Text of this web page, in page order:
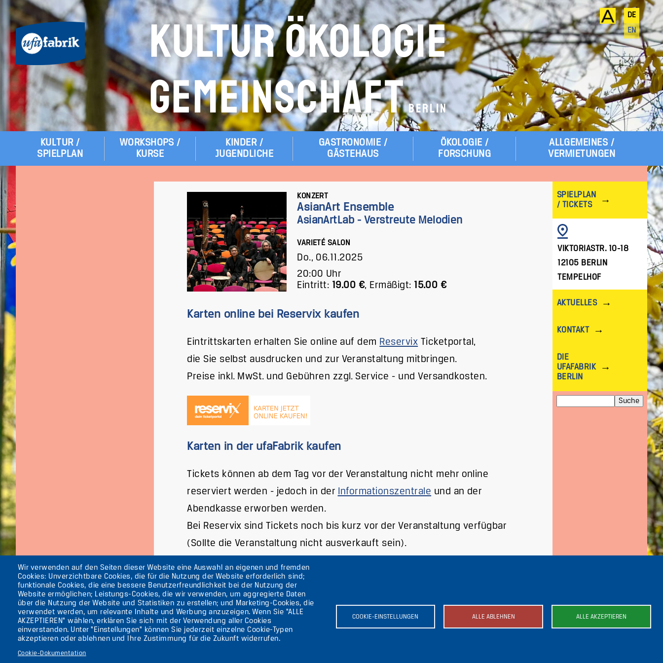
Wir verwenden auf den Seiten dieser Website eine Auswahl an eigenen und fremden
Cookies: Unverzichtbare Cookies, die für die Nutzung der Website erforderlich sind;
funktionale Cookies, die eine bessere Benutzerfreundlichkeit bei der Nutzung der
Website ermöglichen; Leistungs-Cookies, die wir verwenden, um aggregierte Daten
über die Nutzung der Website und Statistiken zu erstellen; und Marketing-Cookies, die
verwendet werden, um relevante Inhalte und Werbung anzuzeigen. Wenn Sie "ALLE
AKZEPTIEREN" wählen, erklären Sie sich mit der Verwendung aller Cookies
einverstanden. Unter "Einstellungen" können Sie jederzeit einzelne Cookie-Typen
akzeptieren oder ablehnen und Ihre Zustimmung für die Zukunft widerrufen.
Cookie-Dokumentation
COOKIE-EINSTELLUNGEN ALLE ABLEHNEN ALLE AKZEPTIEREN
KULTUR ÖKOLOGIE
GEMEINSCHAFTBERLIN
DE
EN
Hauptmenü
KULTUR /
SPIELPLAN
WORKSHOPS /
KURSE
KINDER /
JUGENDLICHE
GASTRONOMIE /
GÄSTEHAUS
ÖKOLOGIE /
FORSCHUNG
ALLGEMEINES /
VERMIETUNGEN
KONZERT
AsianArt Ensemble
AsianArtLab - Verstreute Melodien
VARIETÉ SALON
Do., 06.11.2025
20:00 Uhr
Eintritt: 19.00 €, Ermäßigt: 15.00 €
Karten online bei Reservix kaufen
Eintrittskarten erhalten Sie online auf dem Reservix Ticketportal,
die Sie selbst ausdrucken und zur Veranstaltung mitbringen.
Preise inkl. MwSt. und Gebühren zzgl. Service - und Versandkosten.
Karten in der ufaFabrik kaufen
Tickets können ab dem Tag vor der Veranstaltung nicht mehr online
reserviert werden - jedoch in der Informationszentrale und an der
Abendkasse erworben werden.
Bei Reservix sind Tickets noch bis kurz vor der Veranstaltung verfügbar
(Sollte die Veranstaltung nicht ausverkauft sein).
SPIELPLAN
/ TICKETS
BILD
VIKTORIASTR. 10-18
12105 BERLIN
TEMPELHOF
AKTUELLES
KONTAKT
DIE
UFAFABRIK
BERLIN
Secondary
menu
(GERMAN)
Die ufaFabrik Berlin
Aktuelles
Presse
Kontakt
Impressum